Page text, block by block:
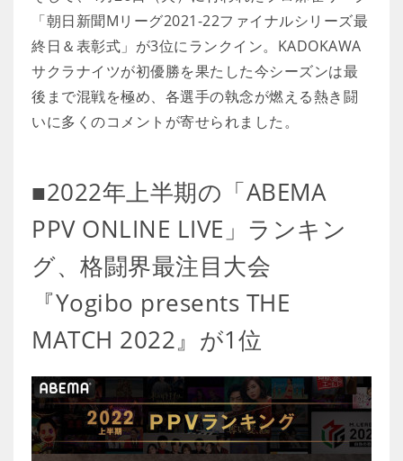
「朝日新聞Mリーグ2021-22ファイナルシリーズ最
終日＆表彰式」が3位にランクイン。KADOKAWA
サクラナイツが初優勝を果たした今シーズンは最
後まで混戦を極め、各選手の執念が燃える熱き闘
いに多くのコメントが寄せられました。
■2022年上半期の「ABEMA
PPV ONLINE LIVE」ランキン
グ、格闘界最注目大会
『Yogibo presents THE
MATCH 2022』が1位